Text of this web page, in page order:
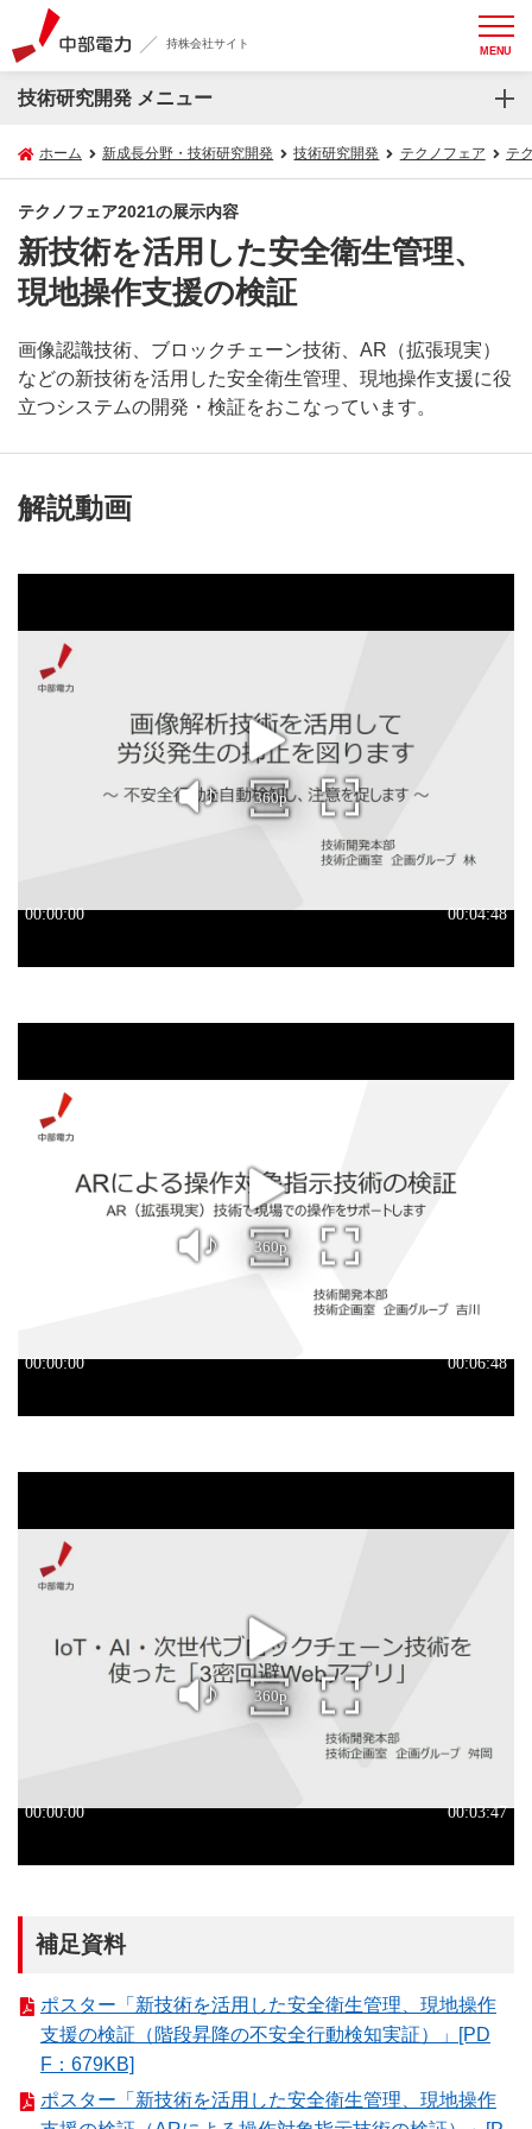
持株会社サイト MENU
技術研究開発 メニュー
ホーム 新成長分野・技術研究開発 技術研究開発 テクノフェア テ
テクノフェア2021の展示内容
新技術を活用した安全衛生管理、
現地操作支援の検証
画像認識技術、ブロックチェーン技術、AR（拡張現実）
などの新技術を活用した安全衛生管理、現地操作支援に役
立つシステムの開発・検証をおこなっています。
解説動画
補足資料
ポスター「新技術を活用した安全衛生管理、現地操作
支援の検証（階段昇降の不安全行動検知実証）」[PD
F：679KB]
ポスター「新技術を活用した安全衛生管理、現地操作